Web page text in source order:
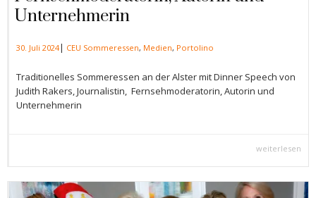
Unternehmerin
30. Juli 2024| CEU Sommeressen, Medien, Portolino
Traditionelles Sommeressen an der Alster mit Dinner Speech von
Judith Rakers, Journalistin, Fernsehmoderatorin, Autorin und
Unternehmerin
weiterlesen